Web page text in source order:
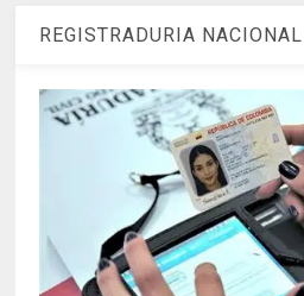
REGISTRADURIA NACIONAL